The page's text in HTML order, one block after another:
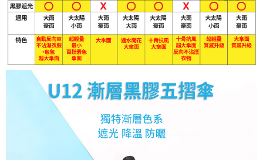
宅配
每筆NT$70，滿NT$699(含以上)免運費